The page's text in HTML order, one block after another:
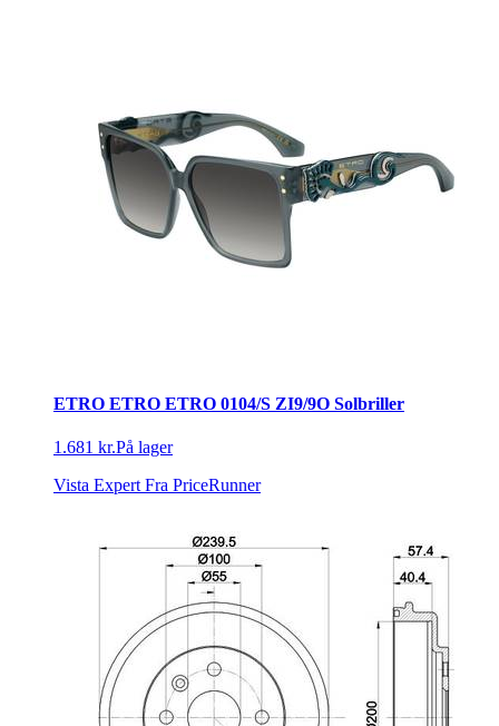
ETRO ETRO ETRO 0104/S ZI9/9O Solbriller
1.681 kr.På lager
Vista Expert Fra PriceRunner